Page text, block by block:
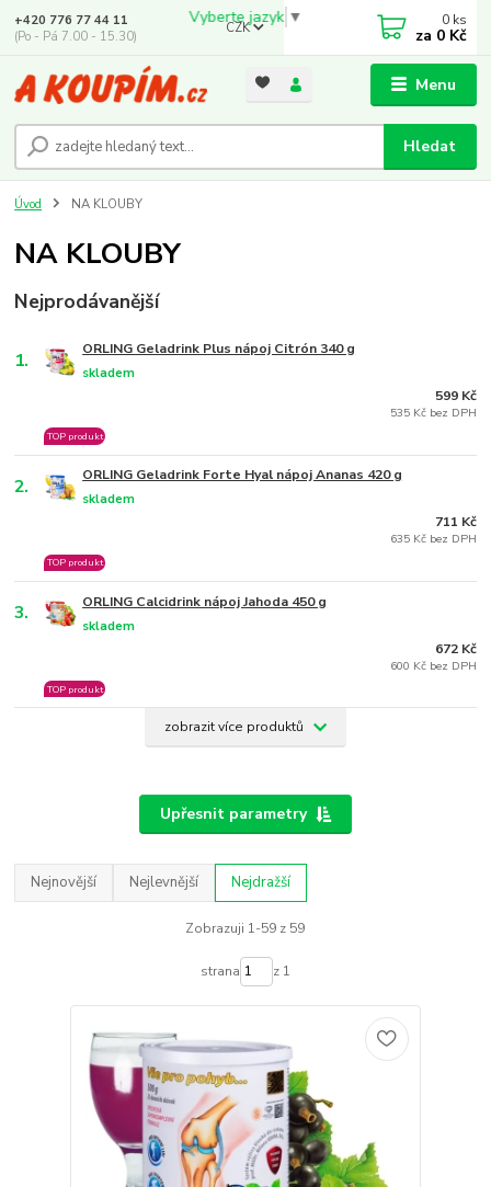
Vyberte jazyk ▼
Menu
CZK
Hledat
+420 776 77 44 11
(Po - Pá 7.00 - 15.30)
0 ks
za 0 Kč
Úvod NA KLOUBY
NA KLOUBY
Nejprodávanější
1. ORLING Geladrink Plus nápoj Citrón 340 g
skladem
TOP produkt
599 Kč
535 Kč bez DPH
2. ORLING Geladrink Forte Hyal nápoj Ananas 420 g
skladem
TOP produkt
711 Kč
635 Kč bez DPH
3. ORLING Calcidrink nápoj Jahoda 450 g
skladem
TOP produkt
672 Kč
600 Kč bez DPH
zobrazit více produktů
Upřesnit parametry
Nejnovější Nejlevnější Nejdražší
Zobrazuji 1-59 z 59
strana z 1